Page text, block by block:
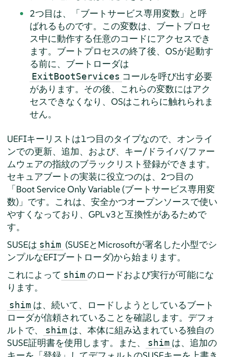
2つ目は、
「ブートサービス専用変数 」 と呼
ばれるものです。この変数は、ブートプロセ
ス中に動作する任意のコードにアクセスでき
ます。ブートプロセスの終了後、OSが起動す
る前に、ブートローダは
ExitBootServices コールを呼び出す必要
があります。その後、これらの変数にはアク
セスできなくなり、OSはこれらに触れられま
せん。
UEFIキーリストは1つ目のタイプなので、オンライ
ンでの更新、追加、および、キー/ドライバ/ファー
ムウェアの指紋のブラックリスト登録ができます。
セキュアブートの実装に役立つのは、2つ目の
「Boot Service Only Variable (ブートサービス専用変
数)」 です。これは、安全かつオープンソースで使い
やすくなっており、GPL v3と互換性があるためで
す。
SUSEは shim (SUSEとMicrosoftが署名した小型でシ
ンプルなEFIブートローダ)から始まります。
これによって shim のロードおよび実行が可能にな
ります。
shim は、続いて、ロードしようとしているブート
ローダが信頼されていることを確認します。デフォ
ルトで、
shim は、本体に組み込まれている独自の
SUSE証明書を使用します。また、
shim は、追加の